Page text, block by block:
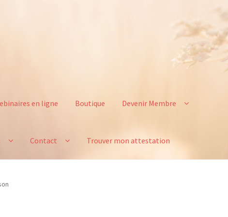
en ligne Boutique Devenir Membre
Contact Trouver mon attestation